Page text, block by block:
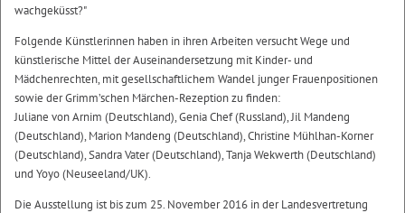
wachgeküsst?"
Folgende Künstlerinnen haben in ihren Arbeiten versucht Wege und
künstlerische Mittel der Auseinandersetzung mit Kinder- und
Mädchenrechten, mit gesellschaftlichem Wandel junger Frauenpositionen
sowie der Grimm’schen Märchen-Rezeption zu finden:
Juliane von Arnim (Deutschland), Genia Chef (Russland), Jil Mandeng
(Deutschland), Marion Mandeng (Deutschland), Christine Mühlhan-Korner
(Deutschland), Sandra Vater (Deutschland), Tanja Wekwerth (Deutschland)
und Yoyo (Neuseeland/UK).
Die Ausstellung ist bis zum 25. November 2016 in der Landesvertretung